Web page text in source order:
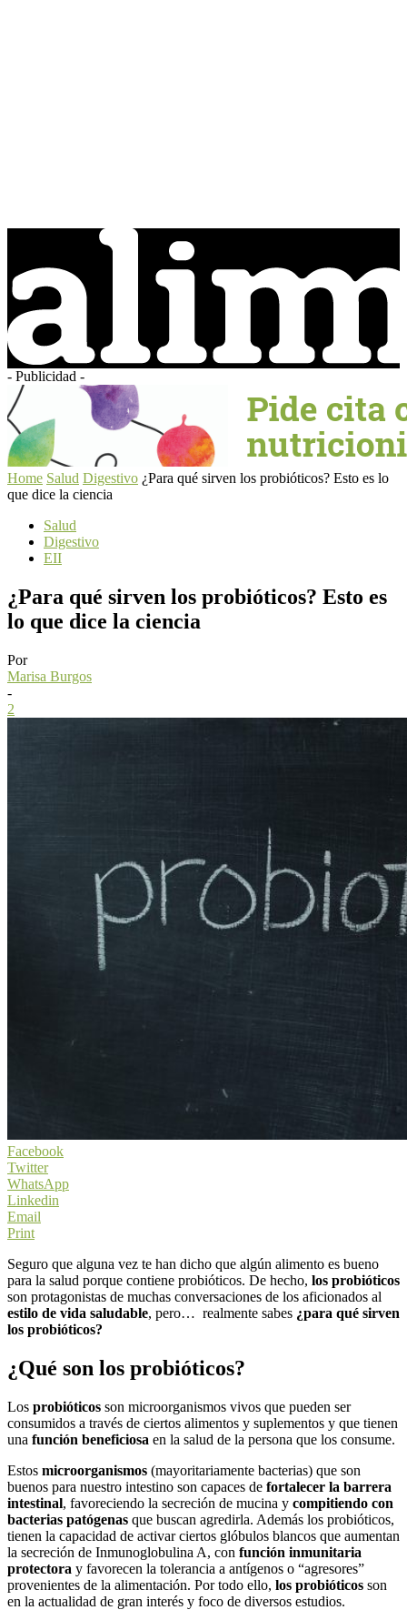
- Publicidad -
Home Salud Digestivo ¿Para qué sirven los probióticos? Esto es lo
que dice la ciencia
Salud
Digestivo
EII
¿Para qué sirven los probióticos? Esto es
lo que dice la ciencia
Por
Marisa Burgos
-
2
Facebook
Twitter
WhatsApp
Linkedin
Email
Print
Seguro que alguna vez te han dicho que algún alimento es bueno
para la salud porque contiene probióticos. De hecho, los probióticos
son protagonistas de muchas conversaciones de los aficionados al
estilo de vida saludable, pero… realmente sabes ¿para qué sirven
los probióticos?
¿Qué son los probióticos?
Los probióticos son microorganismos vivos que pueden ser
consumidos a través de ciertos alimentos y suplementos y que tienen
una función beneficiosa en la salud de la persona que los consume.
Estos microorganismos (mayoritariamente bacterias) que son
buenos para nuestro intestino son capaces de fortalecer la barrera
intestinal, favoreciendo la secreción de mucina y compitiendo con
bacterias patógenas que buscan agredirla. Además los probióticos,
tienen la capacidad de activar ciertos glóbulos blancos que aumentan
la secreción de Inmunoglobulina A, con función inmunitaria
protectora y favorecen la tolerancia a antígenos o “agresores”
provenientes de la alimentación. Por todo ello, los probióticos son
en la actualidad de gran interés y foco de diversos estudios.